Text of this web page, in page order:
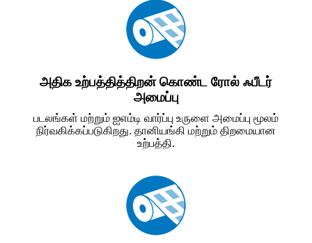
அதிக உற்பத்தித்திறன் கொண்ட ரோல் ஃபீடர்
அமைப்பு
படலங்கள் மற்றும் ஐஎம்டி வார்ப்பு உருளை அமைப்பு மூலம்
நிர்வகிக்கப்படுகிறது. தானியங்கி மற்றும் திறமையான
உற்பத்தி.